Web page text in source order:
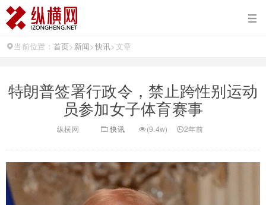
当前位置： 首页> 新闻>快讯>文章
特朗普签署行政令，禁止跨性别运动
员参加女子体育赛事
纵横网 快讯 (9.4w) 2年前